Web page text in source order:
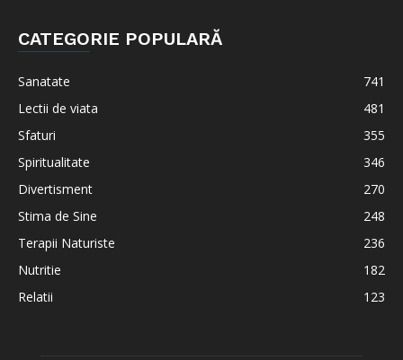
CATEGORIE POPULARĂ
Sanatate
741
Lectii de viata
481
Sfaturi
355
Spiritualitate
346
Divertisment
270
Stima de Sine
248
Terapii Naturiste
236
Nutritie
182
Relatii
123